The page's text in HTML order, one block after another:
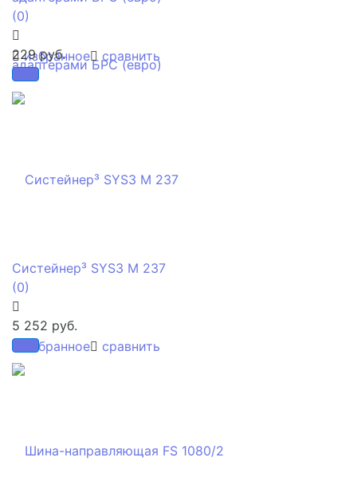
избранное сравнить
(0)
229 руб.
избранное сравнить
Систейнер³ SYS3 M 237
(0)
5 252 руб.